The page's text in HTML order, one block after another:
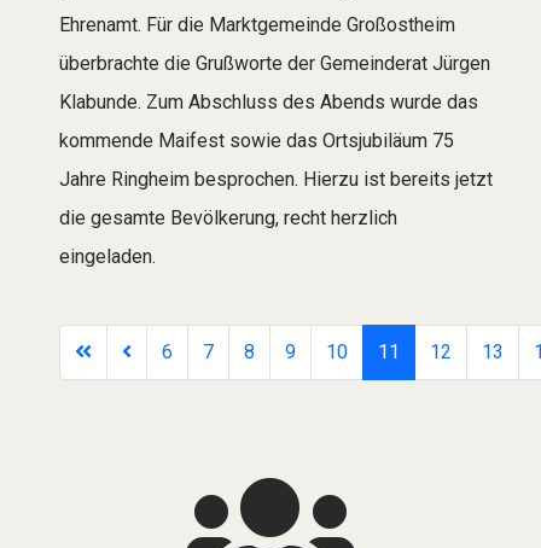
Ehrenamt. Für die Marktgemeinde Großostheim
überbrachte die Grußworte der Gemeinderat Jürgen
Klabunde. Zum Abschluss des Abends wurde das
kommende Maifest sowie das Ortsjubiläum 75
Jahre Ringheim besprochen. Hierzu ist bereits jetzt
die gesamte Bevölkerung, recht herzlich
eingeladen.
6 7 8 9 10 11 12 13